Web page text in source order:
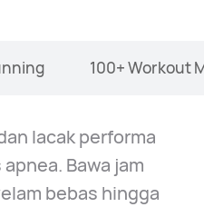
100+ Workout
lacak performa
Bawa jam
bebas hingga